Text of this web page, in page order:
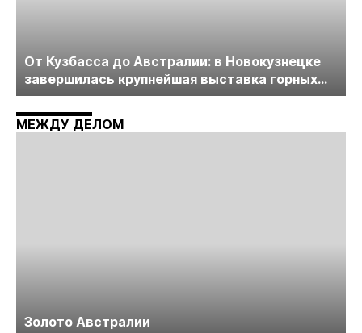
От Кузбасса до Австралии: в Новокузнецке
завершилась крупнейшая выставка горных
технологий «Недра России. Уголь России и
Майнинг»
МЕЖДУ ДЕЛОМ
Золото Австралии